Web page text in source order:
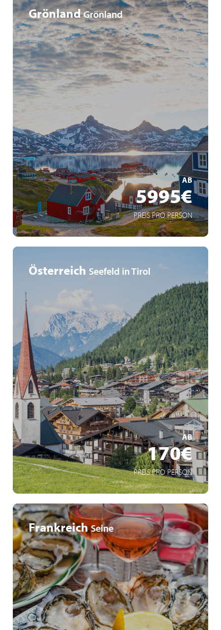
Grönland Grönland
AB
5995€
PREIS PRO PERSON
10 Tage arktisches Abenteuer
Mythos: Diskobucht (Grönland)
Abstecher nach Irland & Island
MEHR ERFAHREN
Österreich Seefeld in Tirol
AB
170€
PREIS PRO PERSON
4 Abfahrtstermine im Sommer 2026
Mit Hotelübernachtung oder nur die Busreise
White Night Seefeld 14.August 2026
MEHR ERFAHREN
Frankreich Seine
Viva All-Inclusive